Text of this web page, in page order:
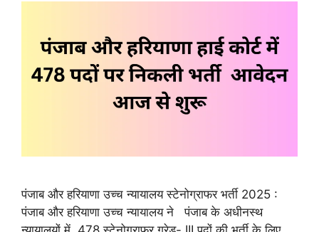
पंजाब और हरियाणा उच्च न्यायालय स्टेनोग्राफर भर्ती 2025 :
पंजाब और हरियाणा उच्च न्यायालय ने पंजाब के अधीनस्थ